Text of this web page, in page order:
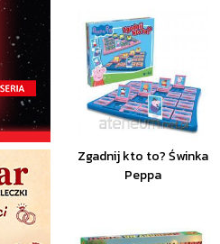
Zgadnij kto to? Świnka
Peppa